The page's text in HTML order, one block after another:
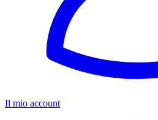
Il mio account